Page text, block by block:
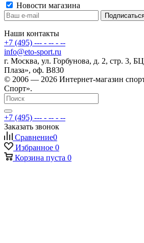
Новости магазина
Наши контакты
+7 (495) --- - -- - --
info@eto-sport.ru
г. Москва, ул. Горбунова, д. 2, стр. 3,
Плаза», оф. В830
© 2006 — 2026 Интернет-магазин
Спорт».
+7 (495) --- - -- - --
Заказать звонок
Сравнение0
Избранное 0
Корзина пуста 0